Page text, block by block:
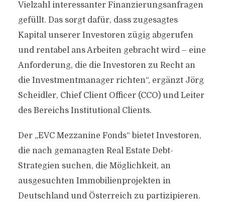
Vielzahl interessanter Finanzierungsanfragen
gefüllt. Das sorgt dafür, dass zugesagtes
Kapital unserer Investoren zügig abgerufen
und rentabel ans Arbeiten gebracht wird – eine
Anforderung, die die Investoren zu Recht an
die Investmentmanager richten“, ergänzt Jörg
Scheidler, Chief Client Officer (CCO) und Leiter
des Bereichs Institutional Clients.
Der „EVC Mezzanine Fonds“ bietet Investoren,
die nach gemanagten Real Estate Debt-
Strategien suchen, die Möglichkeit, an
ausgesuchten Immobilienprojekten in
Deutschland und Österreich zu partizipieren.